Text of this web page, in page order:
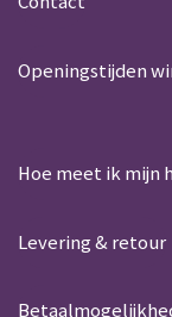
p
Openingstijden
Hoe meet ik mijn
Levering & retour